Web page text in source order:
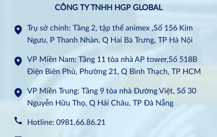
CÔNG TY TNHH HGP GLOBAL
Trụ sở chính: Tầng 2, tập thể animex ,Số 156 Kim
Ngưu, P Thanh Nhàn, Q Hai Bà Trưng, TP Hà Nội
VP Miền Nam: Tầng 11 tòa nhà AP tower,Số 518B
Điện Biên Phủ, Phường 21, Q Bình Thạch, TP HCM
VP Miền Trung: Tầng 9 tòa nhà Đường Việt, Số 30
Nguyễn Hữu Thọ, Q Hải Châu, TP Đà Nẵng
Hotline: 0981.66.86.21